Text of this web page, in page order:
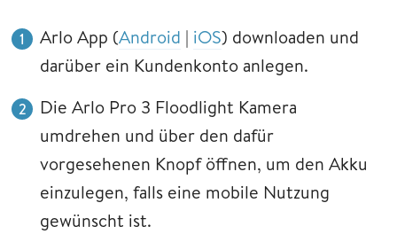
Arlo App (Android | iOS) downloaden und
darüber ein Kundenkonto anlegen.
Die Arlo Pro 3 Floodlight Kamera
umdrehen und über den dafür
vorgesehenen Knopf öffnen, um den Akku
einzulegen, falls eine mobile Nutzung
gewünscht ist.